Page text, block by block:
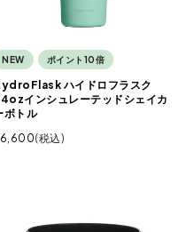
NEW ポイント10倍
ハイドロフラスク
インシュレーテッドシェイカ
ボトル
6,600 税込